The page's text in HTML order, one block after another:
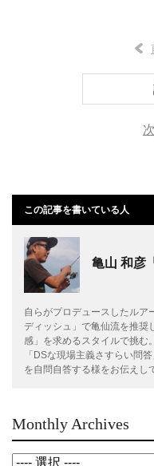
この記事を書いている人
亀山 和彦
自らがプロデュースしたルア
ディッシュ」で亀仙流を推奨
感」を求めるスタイルで挑む
「DSな現場主義さすらい問
を自問自答する様をお伝えし
Monthly Archives